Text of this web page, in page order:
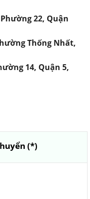
22, Quận
Thống Nhất,
14, Quận 5,
(*)